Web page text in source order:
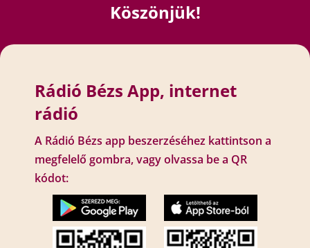
Köszönjük!
Rádió Bézs App, internet
rádió
A Rádió Bézs app beszerzéséhez kattintson a
megfelelő gombra, vagy olvassa be a QR
kódot: